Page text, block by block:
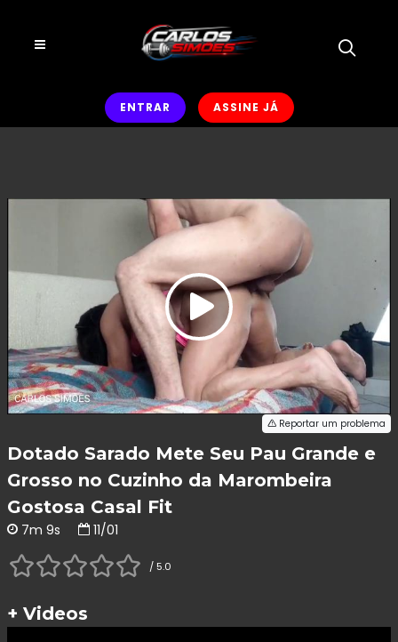
ENTRAR ASSINE JÁ
Reportar um problema
Dotado Sarado Mete Seu Pau Grande e
Grosso no Cuzinho da Marombeira
Gostosa Casal Fit
7m 9s 11/01
/ 5.0
+ Videos